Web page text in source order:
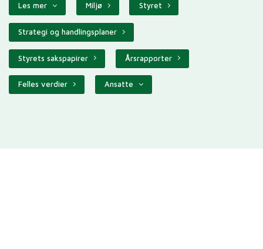
Les mer Miljø Styret
Strategi og handlingsplaner
Styrets sakspapirer Årsrapporter
Felles verdier Ansatte